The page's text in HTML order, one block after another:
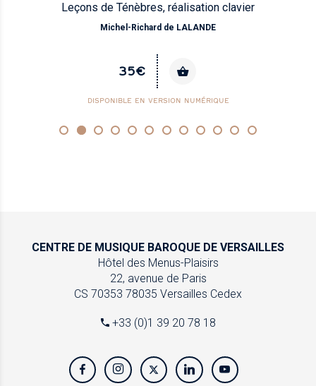
Leçons de Ténèbres, réalisation clavier
Michel-Richard de LALANDE
35€
DISPONIBLE EN VERSION NUMÉRIQUE
CENTRE DE MUSIQUE BAROQUE DE VERSAILLES
Hôtel des Menus-Plaisirs
22, avenue de Paris
CS 70353 78035 Versailles Cedex
+33 (0)1 39 20 78 18